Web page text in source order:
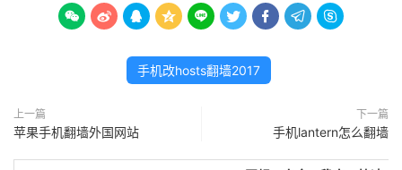
        
手机改hosts翻墙2017
上一篇
苹果手机翻墙外国网站
下一篇
手机lantern怎么翻墙